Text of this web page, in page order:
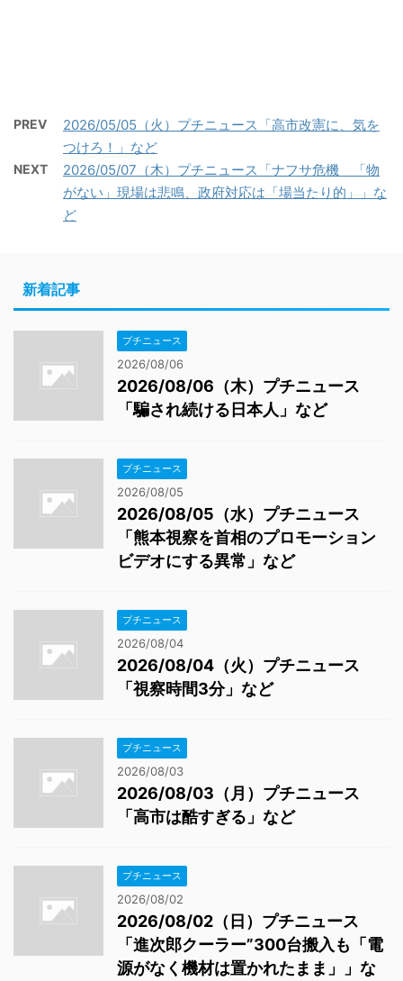
PREV
2026/05/05（火）プチニュース「高市改憲に、気を
つけろ！」など
NEXT
2026/05/07（木）プチニュース「ナフサ危機 「物
がない」現場は悲鳴、政府対応は「場当たり的」」な
ど
新着記事
プチニュース
2026/08/06
2026/08/06（木）プチニュース
「騙され続ける日本人」など
プチニュース
2026/08/05
2026/08/05（水）プチニュース
「熊本視察を首相のプロモーション
ビデオにする異常」など
プチニュース
2026/08/04
2026/08/04（火）プチニュース
「視察時間3分」など
プチニュース
2026/08/03
2026/08/03（月）プチニュース
「高市は酷すぎる」など
プチニュース
2026/08/02
2026/08/02（日）プチニュース
「進次郎クーラー”300台搬入も「電
源がなく機材は置かれたまま」」な